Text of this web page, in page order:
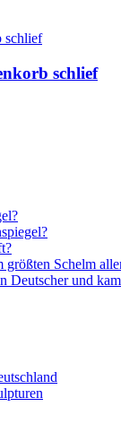
schlief
Schelm
Deutscher und